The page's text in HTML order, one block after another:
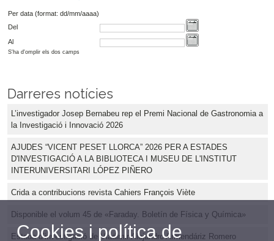
Per data (format: dd/mm/aaaa)
Del
Al
S'ha d'omplir els dos camps
Darreres notícies
L’investigador Josep Bernabeu rep el Premi Nacional de Gastronomia a
la Investigació i Innovació 2026
AJUDES “VICENT PESET LLORCA” 2026 PER A ESTADES
D'INVESTIGACIÓ A LA BIBLIOTECA I MUSEU DE L'INSTITUT
INTERUNIVERSITARI LÓPEZ PIÑERO
Crida a contribucions revista Cahiers François Viète
Disponible el volum 45 de «Faraday. Boletín de Física y Química»
Estada d’investigació de Vladimir Alejandro Armendáriz Romero
Cookies i política de